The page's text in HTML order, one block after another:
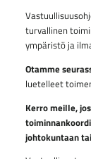
turvallinen
ympäristö ja
Otamme
luetelleet
Kerro meille,
johtokuntaan